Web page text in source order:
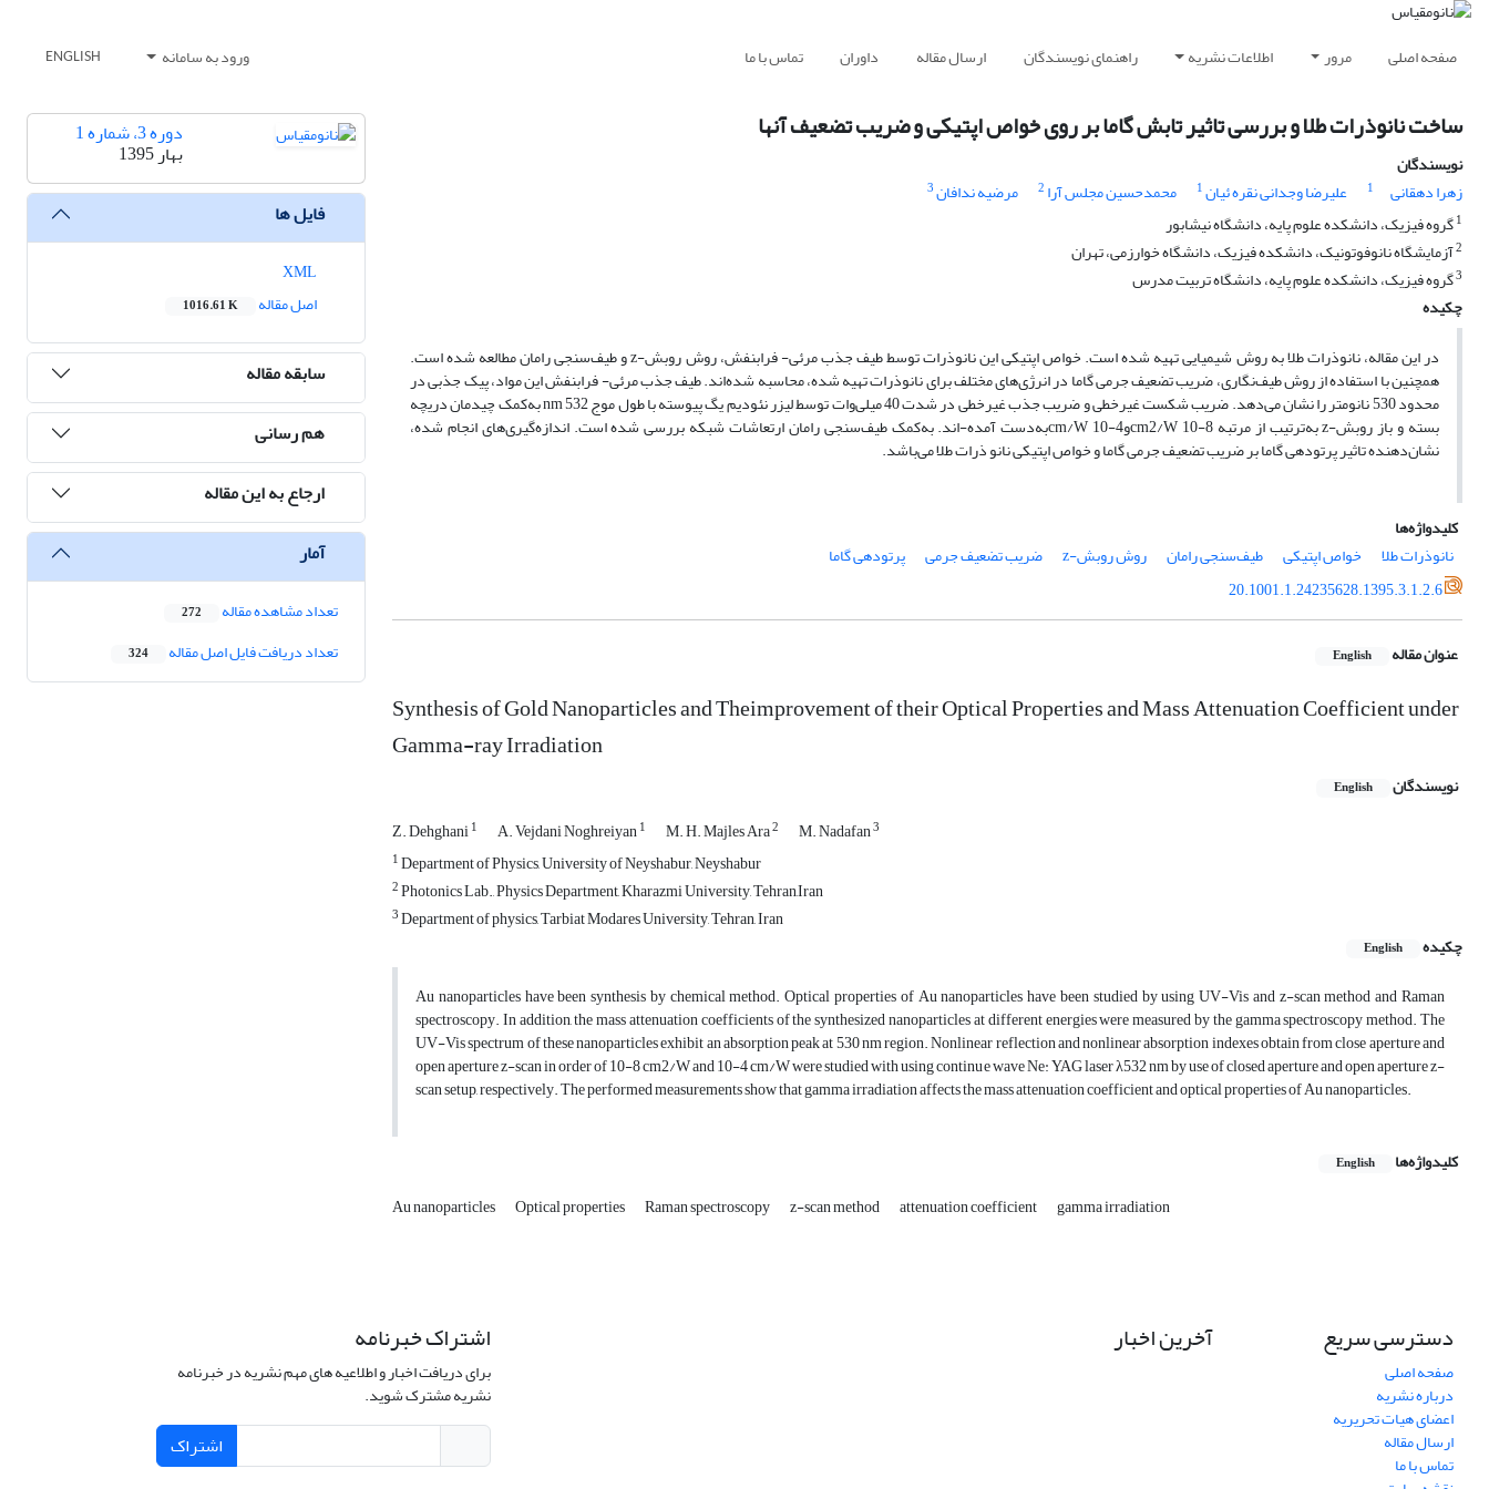
صفحه اصلی مرور اطلاعات نشریه راهنمای نویسندگان ارسال مقاله داوران تماس با ما ورود به سامانه ENGLISH
ساخت نانوذرات طلا و بررسی تاثیر تابش گاما بر روی خواص اپتیکی و ضریب تضعیف آنها
نویسندگان
زهرا دهقانی
1 علیرضا وجدانی نقره ئیان1 محمدحسین مجلس آرا 2 مرضیه ندافان3
1گروه فیزیک، دانشکده علوم پایه، دانشگاه نیشابور
2آزمایشگاه نانوفوتونیک، دانشکده فیزیک، دانشگاه خوارزمی، تهران
3گروه فیزیک، دانشکده علوم پایه، دانشگاه تربیت مدرس
چکیده
در این مقاله، نانوذرات طلا به روش شیمیایی تهیه شده است. خواص اپتیکی این نانوذرات توسط طیف جذب مرئی- فرابنفش، روش روبش-z و طیف‌سنجی رامان مطالعه شده است.
همچنین با استفاده از روش طیف‌نگاری، ضریب تضعیف جرمی گاما در انرژی‌های مختلف برای نانوذرات تهیه شده، محاسبه شده‌اند. طیف جذب مرئی- فرابنفش این مواد، پیک جذبی در
محدود 530 نانومتر را نشان می‌دهد. ضریب شکست غیرخطی و ضریب جذب غیرخطی در شدت 40 میلی‌وات توسط لیزر نئودیم یگ پیوسته با طول موج nm 532 به‌کمک چیدمان دریچه
بسته و باز روبش-z به‌ترتیب از مرتبه cm2/W 10-8وcm/W 10-4به‌دست آمده-اند. به‌کمک طیف‌سنجی رامان ارتعاشات شبکه بررسی شده است. اندازه‌گیری‌های انجام شده،
نشان‌دهنده تاثیر پرتودهی گاما بر ضریب تضعیف جرمی گاما و خواص اپتیکی نانو ذرات طلا می‌باشد.
کلیدواژه‌ها
نانوذرات طلا
خواص اپتیکی طیف‌سنجی رامان روش روبش-z ضریب تضعیف جرمی
پرتودهی گاما
20.1001.1.24235628.1395.3.1.2.6
عنوان مقاله English
Synthesis of Gold Nanoparticles and Theimprovement of their Optical Properties and Mass Attenuation Coefficient under
Gamma-ray Irradiation
نویسندگان English
Z. Dehghani1 A. Vejdani Noghreiyan1 M. H. Majles Ara2 M. Nadafan3
1Department of Physics, University of Neyshabur, Neyshabur
2Photonics Lab., Physics Department, Kharazmi University, Tehran,Iran
3Department of physics, Tarbiat Modares University, Tehran, Iran
چکیده
English
Au nanoparticles have been synthesis by chemical method. Optical properties of Au nanoparticles have been studied by using UV-Vis and z-scan method and Raman
spectroscopy. In addition, the mass attenuation coefficients of the synthesized nanoparticles at different energies were measured by the gamma spectroscopy method. The
UV-Vis spectrum of these nanoparticles exhibit an absorption peak at 530 nm region. Nonlinear reflection and nonlinear absorption indexes obtain from close aperture and
open aperture z-scan in order of 10-8 cm2/W and 10-4 cm/W were studied with using continue wave Ne: YAG laser λ532 nm by use of closed aperture and open aperture z-
scan setup, respectively. The performed measurements show that gamma irradiation affects the mass attenuation coefficient and optical properties of Au nanoparticles.
کلیدواژه‌ها English
Au nanoparticles Optical properties Raman spectroscopy z-scan method attenuation coefficient gamma irradiation
دوره 3، شماره 1
بهار 1395
فایل ها
اصل مقاله
1016.61 K
سابقه مقاله
هم رسانی
ارجاع به این مقاله
آمار
تعداد مشاهده مقاله 272
تعداد دریافت فایل اصل مقاله 324
دسترسی سریع
صفحه اصلی
درباره نشریه
اعضای هیات تحریریه
ارسال مقاله
تماس با ما
آخرین اخبار اشتراک خبرنامه
برای دریافت اخبار و اطلاعیه های مهم نشریه در خبرنامه
نشریه مشترک شوید.
اشتراک